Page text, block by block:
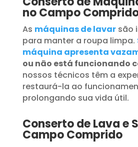
no Campo
As máquinas de lavar são
para manter a roupa limpa.
máquina apresenta
ou não está funcionando
nossos técnicos têm a
restaurá-la ao
prolongando sua vida útil.
Conserto de Lava e
Campo Comprido